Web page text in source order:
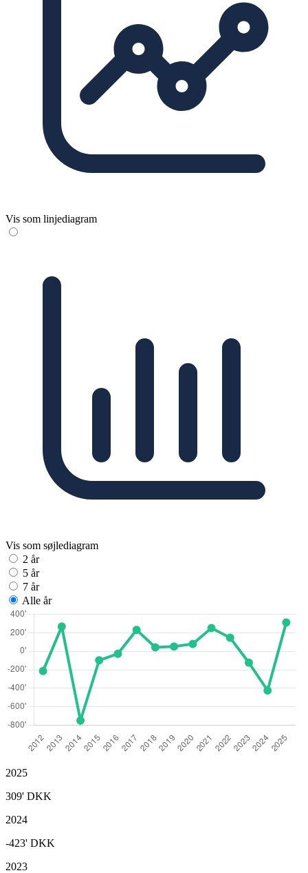
Vis som linjediagram
Vis som søjlediagram
2 år
5 år
7 år
Alle år
2025
309' DKK
2024
-423' DKK
2023